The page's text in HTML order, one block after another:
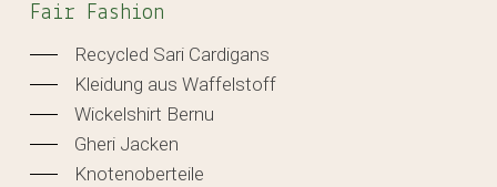
Fair Fashion
Recycled Sari Cardigans
Kleidung aus Waffelstoff
Wickelshirt Bernu
Gheri Jacken
Knotenoberteile